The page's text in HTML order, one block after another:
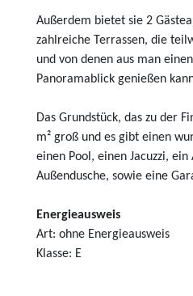
Außerdem bietet sie 2
zahlreiche Terrassen, die
und von denen aus man
Panoramablick genießen
Das Grundstück, das zu der
m² groß und es gibt einen
einen Pool, einen Jacuzzi,
Außendusche, sowie eine
Energieausweis
Art: ohne Energieausweis
Klasse: E